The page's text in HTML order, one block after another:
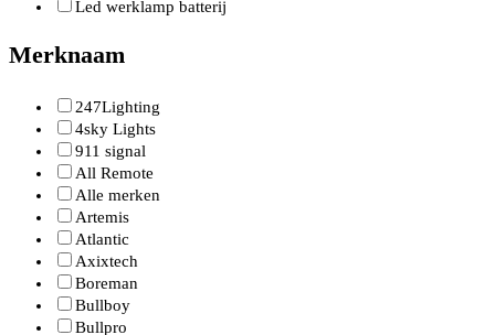
Led werklamp batterij
Merknaam
247Lighting
4sky Lights
911 signal
All Remote
Alle merken
Artemis
Atlantic
Axixtech
Boreman
Bullboy
Bullpro